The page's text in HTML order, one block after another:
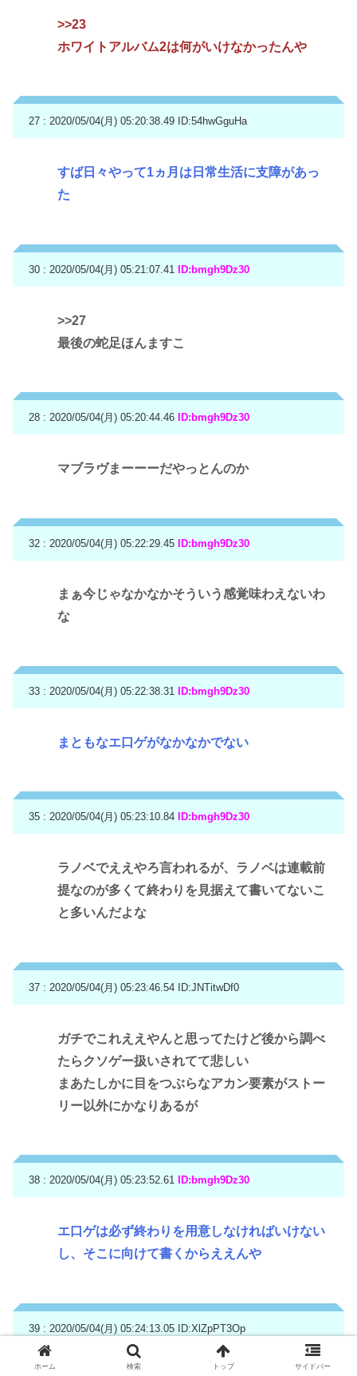
>>23
ホワイトアルバム2は何がいけなかったんや
27 : 2020/05/04(月) 05:20:38.49 ID:54hwGguHa
すば日々やって1ヵ月は日常生活に支障があっ
た
30 : 2020/05/04(月) 05:21:07.41 ID:bmgh9Dz30
>>27
最後の蛇足ほんますこ
28 : 2020/05/04(月) 05:20:44.46 ID:bmgh9Dz30
マブラヴまーーーだやっとんのか
32 : 2020/05/04(月) 05:22:29.45 ID:bmgh9Dz30
まぁ今じゃなかなかそういう感覚味わえないわ
な
33 : 2020/05/04(月) 05:22:38.31 ID:bmgh9Dz30
まともなエ口ゲがなかなかでない
35 : 2020/05/04(月) 05:23:10.84 ID:bmgh9Dz30
ラノベでええやろ言われるが、ラノベは連載前
提なのが多くて終わりを見据えて書いてないこ
と多いんだよな
37 : 2020/05/04(月) 05:23:46.54 ID:JNTitwDf0
ガチでこれええやんと思ってたけど後から調べ
たらクソゲー扱いされてて悲しい
まあたしかに目をつぶらなアカン要素がストー
リー以外にかなりあるが
38 : 2020/05/04(月) 05:23:52.61 ID:bmgh9Dz30
エ口ゲは必ず終わりを用意しなければいけない
し、そこに向けて書くからええんや
39 : 2020/05/04(月) 05:24:13.05 ID:XlZpPT3Op
ホーム 検索 トップ サイドバー